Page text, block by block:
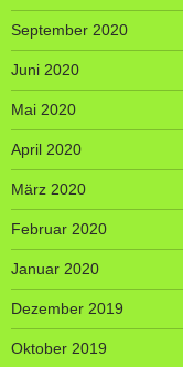
September 2020
Juni 2020
Mai 2020
April 2020
März 2020
Februar 2020
Januar 2020
Dezember 2019
Oktober 2019